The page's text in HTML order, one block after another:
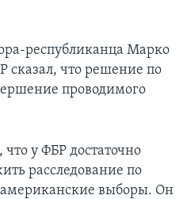
республиканца Марко
сказал, что решение по
проводимого
у ФБР достаточно
расследование по
американские выборы. Он